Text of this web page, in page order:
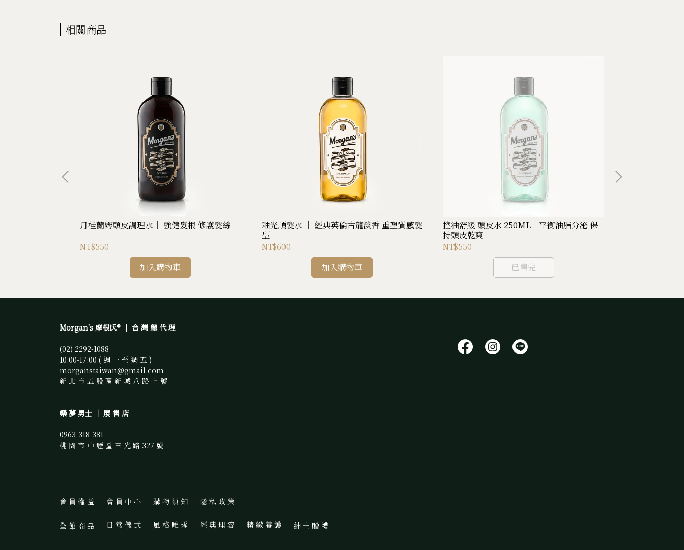
相關商品
月桂蘭姆頭皮調理水｜ 強健髮根 修護髮絲
NT$550
加入購物車
釉光順髮水 ｜ 經典英倫古龍淡香 重塑質感髮
型
NT$600
加入購物車
控油舒緩 頭皮水 250ML｜平衡油脂分泌 保
持頭皮乾爽
NT$550
已售完
Morgan's 摩根氏® ｜ 台 灣 總 代 理
(02) 2292-1088
10:00-17:00 ( 週 一 至 週 五 )
morganstaiwan@gmail.com
新 北 市 五 股 區 新 城 八 路 七 號
樂 夢 男士 ｜ 展 售 店
0963-318-381
桃 園 市 中 壢 區 三 光 路 327 號
會 員 權 益 會 員 中 心 購 物 須 知 隱 私 政 策
全 館 商 品 日 常 儀 式 風 格 雕 琢 經 典 理 容 精 緻 養 護 紳 士 贈 禮